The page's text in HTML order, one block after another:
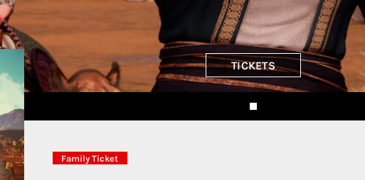
TICKETS
Family Ticket